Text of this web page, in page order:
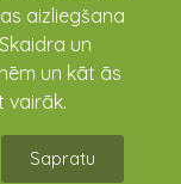
aizliegšana
un
un kāt ās
vairāk.
Sapratu